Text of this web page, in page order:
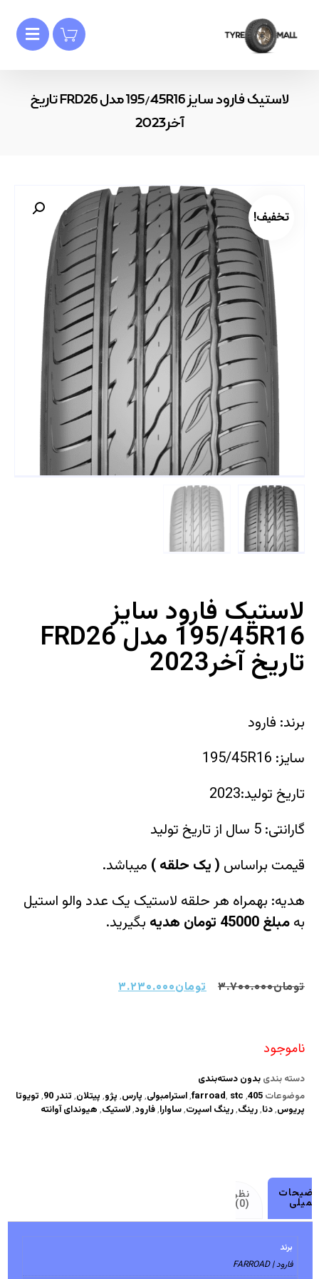
لاستیک فارود سایز 195/45R16 مدل FRD26 تاریخ
آخر2023
تخفیف!
لاستیک فارود سایز
195/45R16 مدل FRD26
تاریخ آخر2023
برند: فارود
سایز: 195/45R16
تاریخ تولید:2023
گارانتی: 5 سال از تاریخ تولید
قیمت براساس (یک حلقه) میباشد.
هدیه: بهمراه هر حلقه لاستیک یک عدد والو استیل
بهمبلغ 45000 تومان هدیه بگیرید.
تومان۳.۷۰۰.۰۰۰ تومان۳.۲۳۰.۰۰۰
ناموجود
دسته بندی بدون دسته‌بندی
موضوعات 405
,
farroad, stc
,استرامبولی, پارس, پژو, پیتلان, تندر 90 , تویوتا
پریوس,دنا,رینگ,رینگ اسپرت,ساوارا,فارود,لاستیک, هیوندای آوانته
نظرات
(0)
برند
فارود | FARROAD